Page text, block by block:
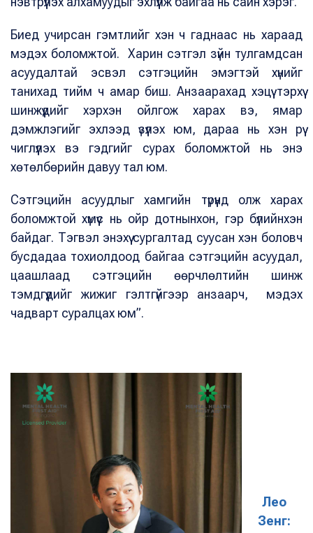
Биед учирсан гэмтлийг хэн ч гаднаас нь хараад
мэдэх боломжтой. Харин сэтгэл зүйн тулгамдсан
асуудалтай эсвэл сэтгэцийн эмэгтэй хүнийг
танихад тийм ч амар биш. Анзаарахад хэцүү тэрхүү
шинжүүдийг хэрхэн ойлгож харах вэ, ямар
дэмжлэгийг эхлээд үзүүлэх юм, дараа нь хэн рүү
чиглүүлэх вэ гэдгийг сурах боломжтой нь энэ
хөтөлбөрийн давуу тал юм.
Сэтгэцийн асуудлыг хамгийн түрүүнд олж харах
боломжтой хүмүүс нь ойр дотнынхон, гэр бүлийнхэн
байдаг. Тэгвэл энэхүү сургалтад суусан хэн боловч
бусдадаа тохиолдоод байгаа сэтгэцийн асуудал,
цаашлаад сэтгэцийн өөрчлөлтийн шинж
тэмдгүүдийг жижиг гэлтгүйгээр анзаарч, мэдэх
чадварт суралцах юм”.
Лео
Зенг: